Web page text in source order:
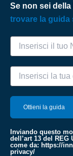
Se non sei
trovare la guida
Inviando questo
dell’art 13 del REG
come da: https://
privacy/